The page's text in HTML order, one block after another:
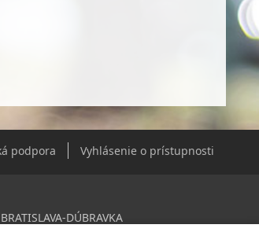
Vyhlásenie o prístupnosti
podpora
DÚBRAVKA